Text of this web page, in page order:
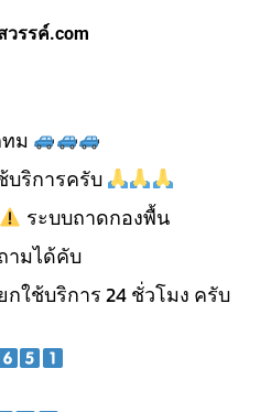
รรค์.com
ม
ริการครับ
ระบบถาดกองพื้น
ามได้คับ
ใช้บริการ 24 ชั่วโมง ครับ